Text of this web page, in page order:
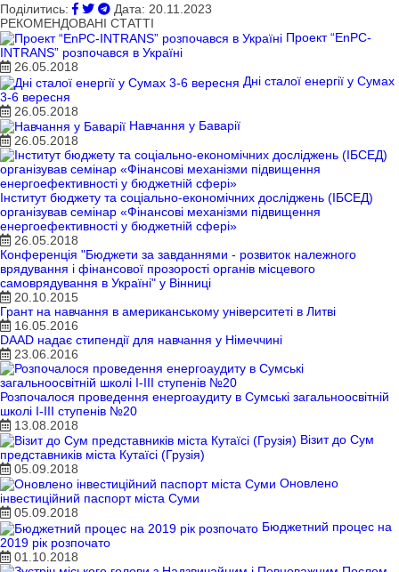
Поділитись: Дата: 20.11.2023
РЕКОМЕНДОВАНІ СТАТТІ
Проект “EnPC-
INTRANS” розпочався в Україні
26.05.2018
Дні сталої енергії у Сумах
3-6 вересня
26.05.2018
Навчання у Баварії
26.05.2018
Інститут бюджету та соціально-економічних досліджень (ІБСЕД)
організував семінар «Фінансові механізми підвищення
енергоефективності у бюджетній сфері»
26.05.2018
Конференція "Бюджети за завданнями - розвиток належного
врядування і фінансової прозорості органів місцевого
самоврядування в Україні" у Вінниці
20.10.2015
Грант на навчання в американському університеті в Литві
16.05.2016
DAAD надає стипендії для навчання у Німеччині
23.06.2016
Розпочалося проведення енергоаудиту в Сумські загальноосвітній
школі I-III ступенів №20
13.08.2018
Візит до Сум
представників міста Кутаїсі (Грузія)
05.09.2018
Оновлено
інвестиційний паспорт міста Суми
05.09.2018
Бюджетний процес на
2019 рік розпочато
01.10.2018